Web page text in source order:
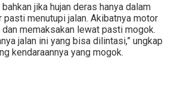
jika hujan deras hanya dalam
pasti menutupi jalan. Akibatnya motor
memaksakan lewat pasti mogok.
jalan ini yang bisa dilintasi,” ungkap
kendaraannya yang mogok.